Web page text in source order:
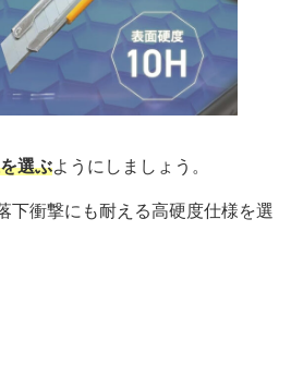
選ぶようにしましょう。
下衝撃にも耐える高硬度仕様を選